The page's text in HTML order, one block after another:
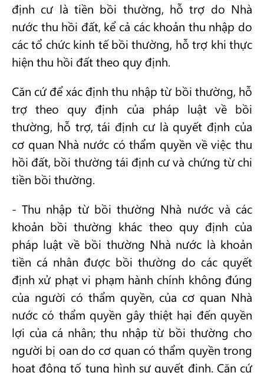
định cư là tiền bồi thường, hỗ trợ do Nhà
nước thu hồi đất, kể cả các khoản thu nhập do
các tổ chức kinh tế bồi thường, hỗ trợ khi thực
hiện thu hồi đất theo quy định.
Căn cứ để xác định thu nhập từ bồi thường, hỗ
trợ theo quy định của pháp luật về bồi
thường, hỗ trợ, tái định cư là quyết định của
cơ quan Nhà nước có thẩm quyền về việc thu
hồi đất, bồi thường tái định cư và chứng từ chi
tiền bồi thường.
- Thu nhập từ bồi thường Nhà nước và các
khoản bồi thường khác theo quy định của
pháp luật về bồi thường Nhà nước là khoản
tiền cá nhân được bồi thường do các quyết
định xử phạt vi phạm hành chính không đúng
của người có thẩm quyền, của cơ quan Nhà
nước có thẩm quyền gây thiệt hại đến quyền
lợi của cá nhân; thu nhập từ bồi thường cho
người bị oan do cơ quan có thẩm quyền trong
hoạt động tố tụng hình sự quyết định. Căn cứ